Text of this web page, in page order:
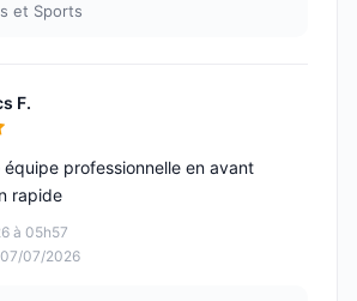
et Sports
F.
5
à 05h57
07/2026
professionnelle en avant
rapide